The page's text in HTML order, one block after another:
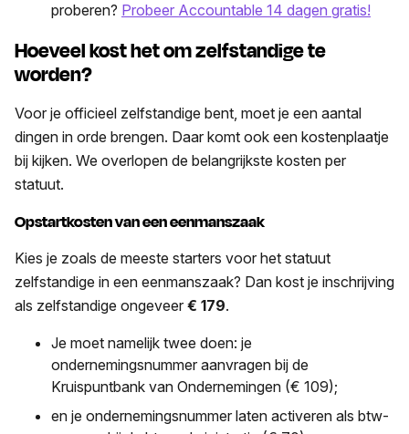
proberen? Probeer Accountable 14 dagen gratis!
Hoeveel kost het om zelfstandige te
worden?
Voor je officieel zelfstandige bent, moet je een aantal
dingen in orde brengen. Daar komt ook een kostenplaatje
bij kijken. We overlopen de belangrijkste kosten per
statuut.
Opstartkosten van een eenmanszaak
Kies je zoals de meeste starters voor het statuut
zelfstandige in een eenmanszaak? Dan kost je inschrijving
als zelfstandige ongeveer € 179.
Je moet namelijk twee doen: je
ondernemingsnummer aanvragen bij de
Kruispuntbank van Ondernemingen (€ 109);
en je ondernemingsnummer laten activeren als btw-